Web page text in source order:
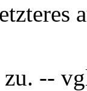
zu. --